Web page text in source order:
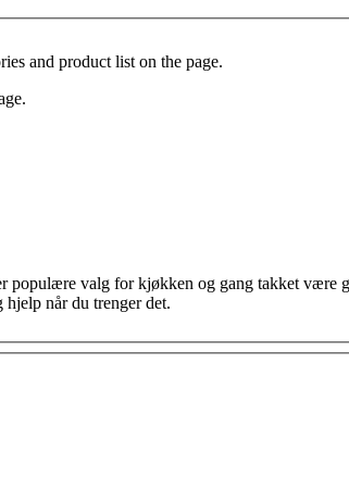
and product list on the page.
valg for kjøkken og gang takket være
når du trenger det.